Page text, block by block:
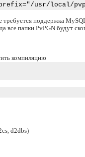
usr/local/
требуется поддержка
все папки PvPGN будут
компиляцию
d2dbs)